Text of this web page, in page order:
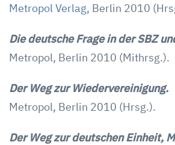
Metropol Verlag, Berlin 2010
Die deutsche Frage in der SBZ
Metropol, Berlin 2010 (Mithrsg.).
Der Weg zur Wiedervereinigung.
Metropol, Berlin 2010 (Hrsg.).
Der Weg zur deutschen Einheit,